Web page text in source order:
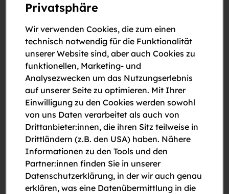
Telefonnummer *
Anmerkungen
Bitte um Rückruf
Bitte um eine Besichtigung
Privatsphäre
Wir verwenden Cookies, die zum einen
technisch notwendig für die Funktionalität
unserer Website sind, aber auch Cookies zu
funktionellen, Marketing- und
Analysezwecken um das Nutzungserlebnis
auf unserer Seite zu optimieren. Mit Ihrer
Einwilligung zu den Cookies werden sowohl
von uns Daten verarbeitet als auch von
Drittanbieter:innen, die ihren Sitz teilweise in
Drittländern (z.B. den USA) haben. Nähere
Informationen zu den Tools und den
Partner:innen finden Sie in unserer
Datenschutzerklärung, in der wir auch genau
erklären, was eine Datenübermittlung in die